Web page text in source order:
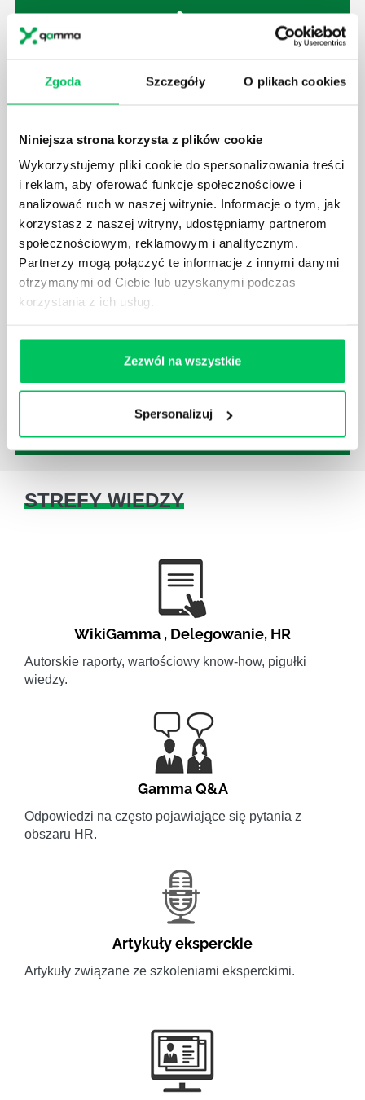
Zgoda Szczegóły O plikach cookies
Niniejsza strona korzysta z plików cookie
Wykorzystujemy pliki cookie do spersonalizowania treści
i reklam, aby oferować funkcje społecznościowe i
analizować ruch w naszej witrynie. Informacje o tym, jak
korzystasz z naszej witryny, udostępniamy partnerom
społecznościowym, reklamowym i analitycznym.
Partnerzy mogą połączyć te informacje z innymi danymi
otrzymanymi od Ciebie lub uzyskanymi podczas
korzystania z ich usług.
Zezwól na wszystkie
Spersonalizuj
JAK BRYGADZISTA MOŻE ROZWINĄĆ SWOJE
KOMPETENCJE MENEDŻERSKIE?
firmie. Osoba je pełniąca jest w pełni odpowiedzialna
za realizację działań podległych mu osób oraz
działu.
JAKĄ METODĘ ZARZĄDZANIA POWINIEN ZNAĆ
KAŻDY MENEDŻER?
się niezwykle przydatne. Zarządzanie zasobami
ludzkimi oraz poszczególnymi etapami projektu nie
STREFY WIEDZY
WikiGamma , Delegowanie, HR
Autorskie raporty, wartościowy know-how, pigułki
wiedzy.
Gamma Q&A
Odpowiedzi na często pojawiające się pytania z
obszaru HR.
Artykuły eksperckie
Artykuły związane ze szkoleniami eksperckimi.